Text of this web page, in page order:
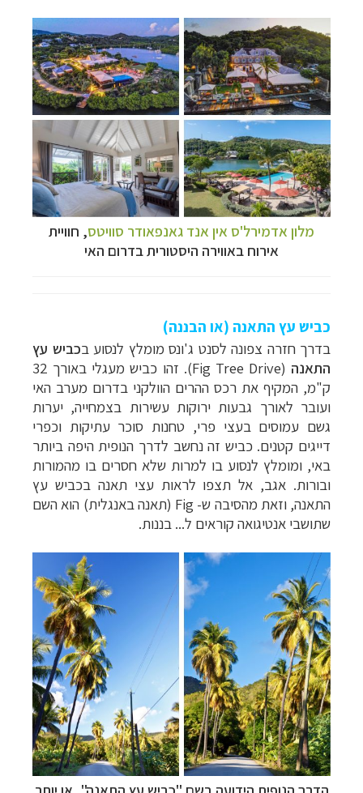
מלון אדמירל'ס אין אנד גאנפאודר סוויטס, חוויית
אירוח באווירה היסטורית בדרום האי
כביש עץ התאנה (או הבננה)
בדרך חזרה צפונה לסנט ג'ונס מומלץ לנסוע בכביש עץ
התאנה (
Fig Tree Drive
). זהו כביש מעגלי באורך 32
ק"מ, המקיף את רכס ההרים הוולקני בדרום מערב האי
ועובר לאורך גבעות ירוקות עשירות בצמחייה, יערות
גשם עמוסים בעצי פרי, טחנות סוכר עתיקות וכפרי
דייגים קטנים. כביש זה נחשב לדרך הנופית היפה ביותר
באי, ומומלץ לנסוע בו למרות שלא חסרים בו מהמורות
ובורות. אגב, אל תצפו לראות עצי תאנה בכביש עץ
התאנה, וזאת מהסיבה ש- Fig (תאנה באנגלית) הוא השם
שתושבי אנטיגואה קוראים ל... בננות.
קרוזים והפלגות נופשלחצו לרשימת היעדים »
הפלגות לאנטארקטיקה
לחצו לכל מסלולי ההפלגות »
הפלגות לארצות הקוטב הצפוני
האפשרויות »